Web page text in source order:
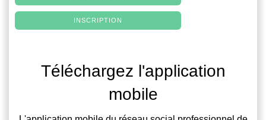
INSCRIPTION
Téléchargez l'application
mobile